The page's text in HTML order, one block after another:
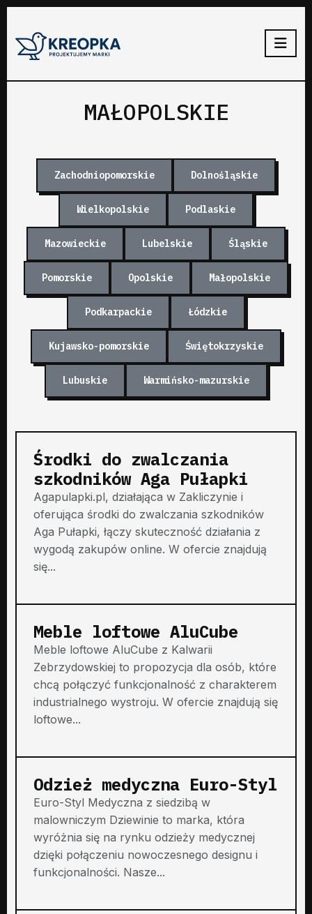
MAŁOPOLSKIE
Zachodniopomorskie Dolnośląskie
Wielkopolskie Podlaskie
Mazowieckie Lubelskie Śląskie
Pomorskie Opolskie Małopolskie
Podkarpackie Łódzkie
Kujawsko-pomorskie Świętokrzyskie
Lubuskie Warmińsko-mazurskie
Środki do zwalczania
szkodników Aga Pułapki
Agapulapki.pl, działająca w Zakliczynie i
oferująca środki do zwalczania szkodników
Aga Pułapki, łączy skuteczność działania z
wygodą zakupów online. W ofercie znajdują
się...
Meble loftowe AluCube
Meble loftowe AluCube z Kalwarii
Zebrzydowskiej to propozycja dla osób, które
chcą połączyć funkcjonalność z charakterem
industrialnego wystroju. W ofercie znajdują się
loftowe...
Odzież medyczna Euro-Styl
Euro-Styl Medyczna z siedzibą w
malowniczym Dziewinie to marka, która
wyróżnia się na rynku odzieży medycznej
dzięki połączeniu nowoczesnego designu i
funkcjonalności. Nasze...